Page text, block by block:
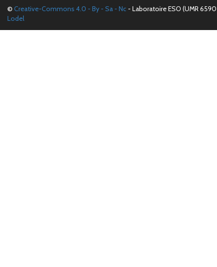
© Creative-Commons 4.0 - By - Sa - Nc - Laboratoire ESO (UMR
Lodel